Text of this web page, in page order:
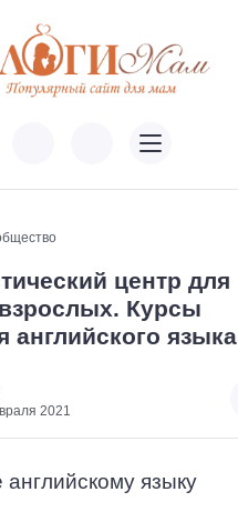
центр для
Курсы
английского языка
2021
языку